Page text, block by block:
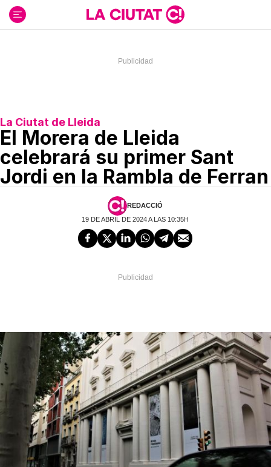
contenido
La Ciutat de Lleida
El Morera de Lleida
celebrará su primer Sant
Jordi en la Rambla de Ferran
REDACCIÓ
19 DE ABRIL DE 2024 A LAS 10:35H